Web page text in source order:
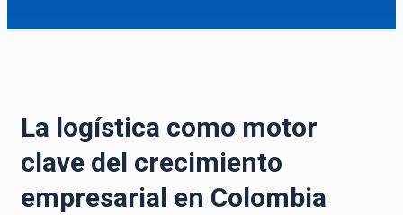
La logística como motor
clave del crecimiento
empresarial en Colombia